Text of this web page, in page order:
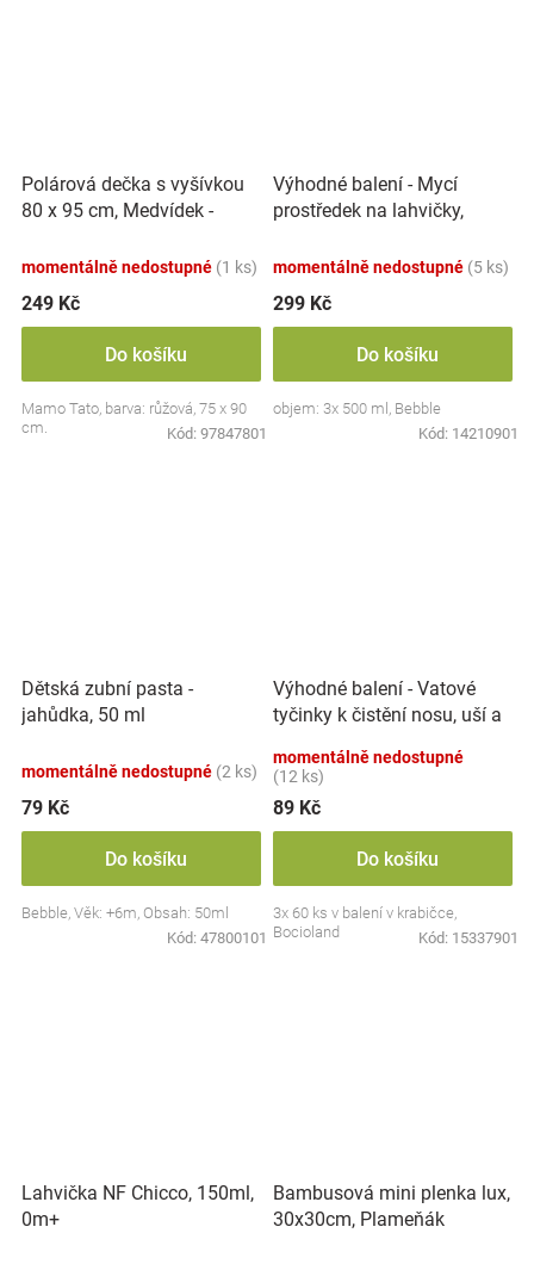
Polárová dečka s vyšívkou
80 x 95 cm, Medvídek -
momentálně nedostupné (1 ks)
249 Kč
Do košíku
Mamo Tato, barva: růžová, 75 x 90
cm.
Kód: 97847801
Výhodné balení - Mycí
prostředek na lahvičky,
momentálně nedostupné (5 ks)
299 Kč
Do košíku
objem: 3x 500 ml, Bebble
Kód: 14210901
Dětská zubní pasta -
jahůdka, 50 ml
momentálně nedostupné (2 ks)
79 Kč
Do košíku
Bebble, Věk: +6m, Obsah: 50ml
Kód: 47800101
Výhodné balení - Vatové
tyčinky k čistění nosu, uší a
momentálně nedostupné
(12 ks)
89 Kč
Do košíku
3x 60 ks v balení v krabičce,
Bocioland
Kód: 15337901
Lahvička NF Chicco, 150ml,
0m+
Bambusová mini plenka lux,
30x30cm, Plameňák